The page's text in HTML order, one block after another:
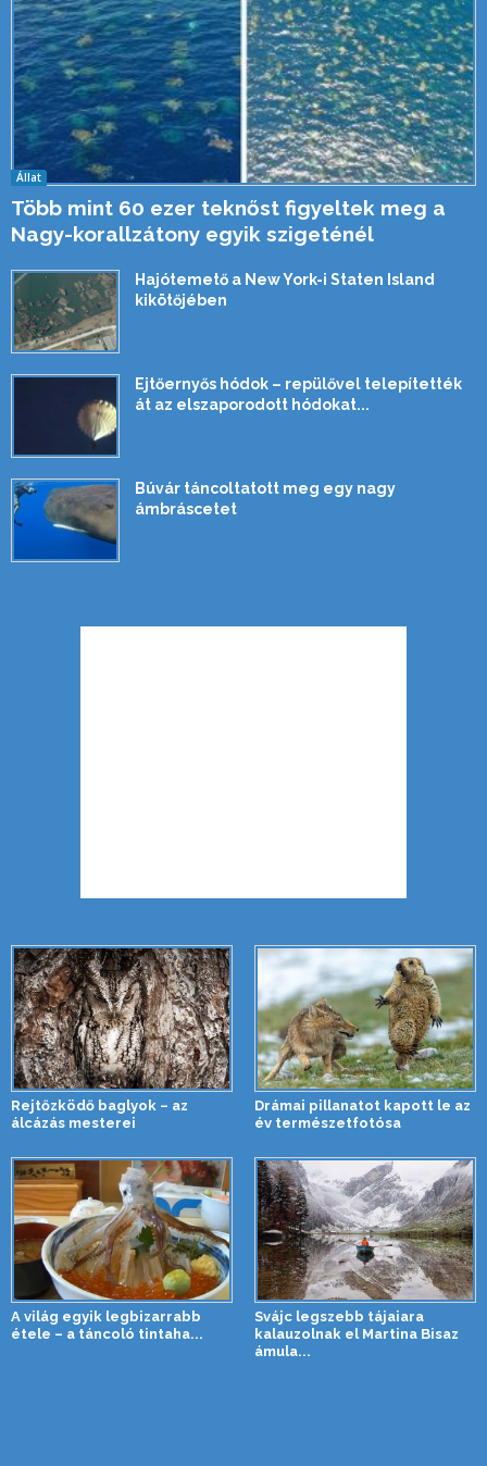
Állat
Több mint 60 ezer teknőst figyeltek meg a
Nagy-korallzátony egyik szigeténél
Hajótemető a New York-i Staten Island
kikötőjében
Ejtőernyős hódok – repülővel telepítették
át az elszaporodott hódokat...
Búvár táncoltatott meg egy nagy
ámbráscetet
Rejtőzködő baglyok – az
álcázás mesterei
Drámai pillanatot kapott le az
év természetfotósa
A világ egyik legbizarrabb
étele – a táncoló tintaha...
Svájc legszebb tájaiara
kalauzolnak el Martina Bisaz
ámula...